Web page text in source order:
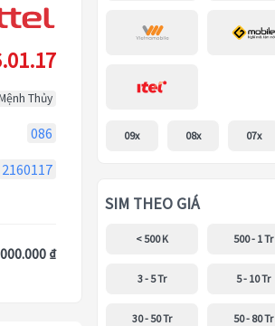
Thủy
086
2160117
₫
09x 08x 07x
SIM THEO GIÁ
< 500 K 500 - 1 Tr
3 - 5 Tr 5 - 10 Tr
30 - 50 Tr 50 - 80 Tr